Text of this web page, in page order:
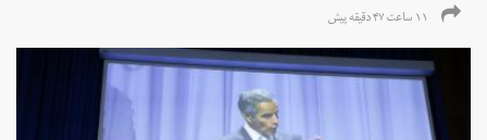
۱۱ ساعت ۴۷ دقیقه پیش